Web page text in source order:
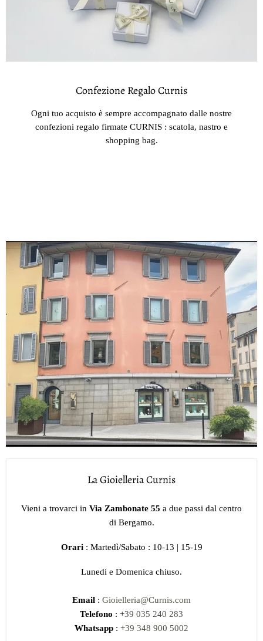
Confezione Regalo Curnis
Ogni tuo acquisto è sempre accompagnato dalle nostre
confezioni regalo firmate CURNIS : scatola, nastro e
shopping bag.
La Gioielleria Curnis
Vieni a trovarci in Via Zambonate 55 a due passi dal centro
di Bergamo.
Orari : Martedì/Sabato : 10-13 | 15-19
Lunedi e Domenica chiuso.
Email : Gioielleria@Curnis.com
Telefono : +39 035 240 283
Whatsapp : +39 348 900 5002